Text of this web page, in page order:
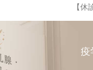
【休
疫